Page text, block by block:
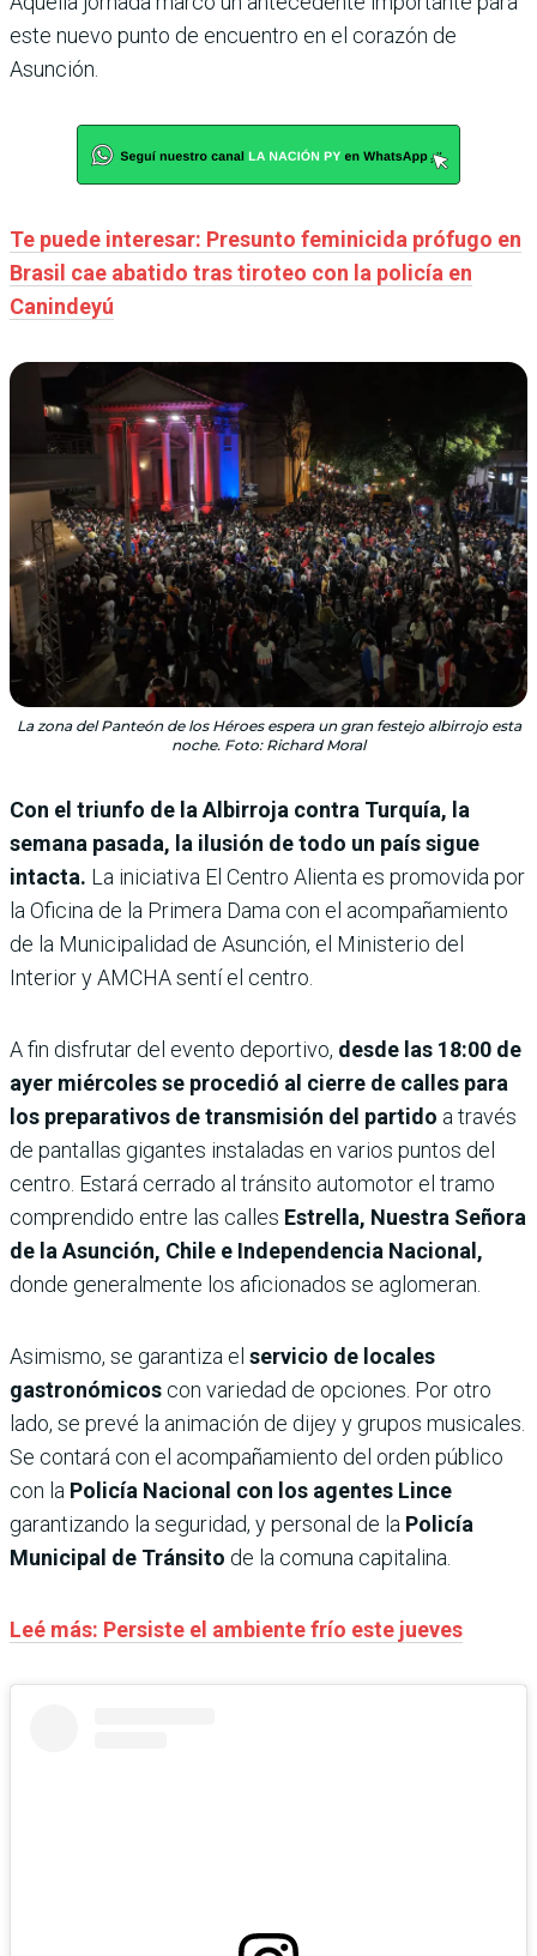
este nuevo punto de encuentro en el corazón de
Asunción.
Te puede interesar: Presunto feminicida prófugo en
Brasil cae abatido tras tiroteo con la policía en
Canindeyú
La zona del Panteón de los Héroes espera un gran festejo albirrojo esta
noche. Foto: Richard Moral
Con el triunfo de la Albirroja contra Turquía, la
semana pasada, la ilusión de todo un país sigue
intacta. La iniciativa El Centro Alienta es promovida por
la Oficina de la Primera Dama con el acompañamiento
de la Municipalidad de Asunción, el Ministerio del
Interior y AMCHA sentí el centro.
A fin disfrutar del evento deportivo, desde las 18:00 de
ayer miércoles se procedió al cierre de calles para
los preparativos de transmisión del partido a través
de pantallas gigantes instaladas en varios puntos del
centro. Estará cerrado al tránsito automotor el tramo
comprendido entre las calles Estrella, Nuestra Señora
de la Asunción, Chile e Independencia Nacional,
donde generalmente los aficionados se aglomeran.
Asimismo, se garantiza el servicio de locales
gastronómicos con variedad de opciones. Por otro
lado, se prevé la animación de dijey y grupos musicales.
Se contará con el acompañamiento del orden público
con la Policía Nacional con los agentes Lince
garantizando la seguridad, y personal de la Policía
Municipal de Tránsito de la comuna capitalina.
Leé más: Persiste el ambiente frío este jueves